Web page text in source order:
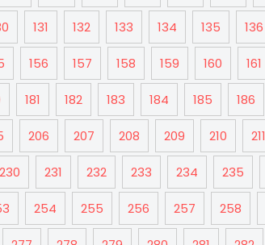
131 132 133 134 135 136
156 157 158 159 160 161
181 182 183 184 185 186
206 207 208 209 210 211
230 231 232 233 234 235
254 255 256 257 258